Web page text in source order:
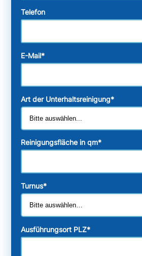
Telefon
E-Mail*
Art der Unterhaltsreinigung*
Reinigungsfläche in qm*
Turnus*
Ausführungsort PLZ*